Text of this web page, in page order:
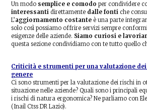
Un modo semplice e comodo per condividere
interessanti direttamente dalle fonti che
L’aggiornamento costante è una parte
solo così possiamo offrire servizi sempre
esigenze delle aziende. Siamo curiosi e
questa sezione condividiamo con te tutto quello
Criticità e strumenti per una valutazione
genere
Ci sono strumenti per la valutazione dei rischi in
situazione nelle aziende? Quali sono i principali
i rischi di natura ergonomica? Ne parliamo con
(Inail Ctss DR Lazio).